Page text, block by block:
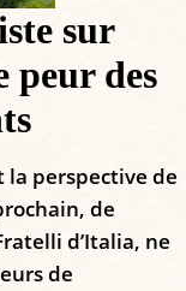
sur
peur des
la perspective de
de
d’Italia, ne
de